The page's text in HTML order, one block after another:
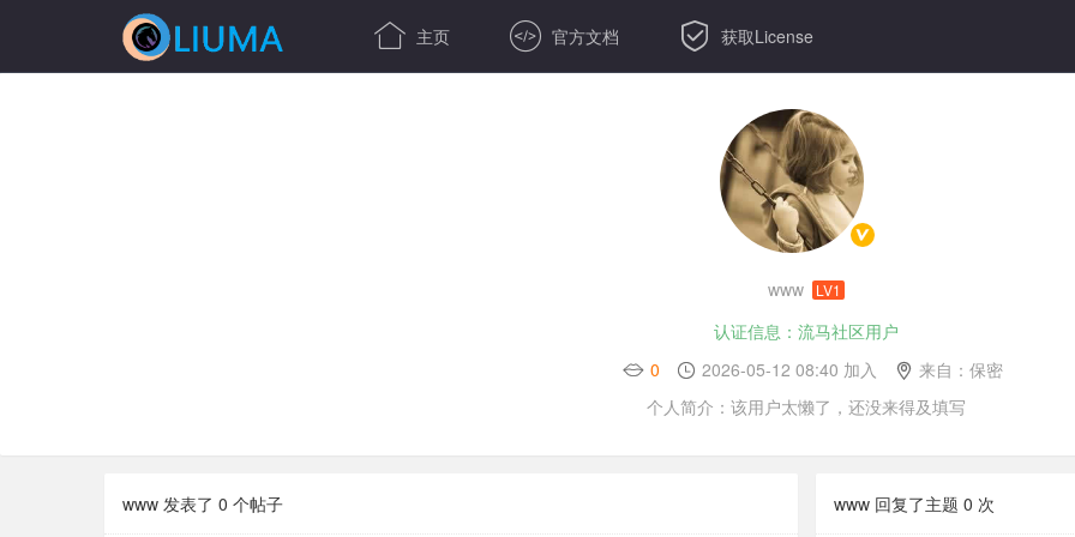
 主页  官方文档  获取License
www LV1
认证信息：流马社区用户
0
2026-05-12 08:40 加入
来自：保密
个人简介：该用户太懒了，还没来得及填写
www 发表了 0 个帖子 www 回复了主题 0 次